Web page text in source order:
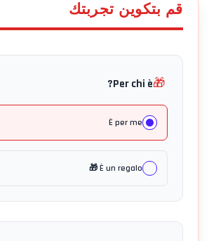
قم بتكوين تجربتك
🎁
Per chi è?
È per me
È un regalo 🎁